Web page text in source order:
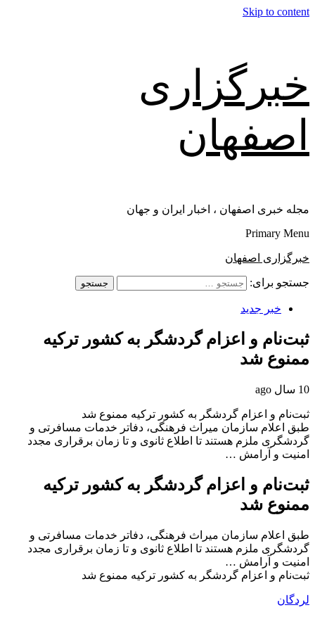
Skip to content
خبرگزاری
اصفهان
مجله خبری اصفهان ، اخبار ایران و جهان
Primary Menu
خبرگزاری اصفهان
جستجو برای:
خبر جدید
ثبت‌نام و اعزام گردشگر به کشور ترکیه
ممنوع شد
10 سال ago
ثبت‌نام و اعزام گردشگر به کشور ترکیه ممنوع شد
طبق اعلام سازمان میراث فرهنگی، دفاتر خدمات مسافرتی و
گردشگری ملزم هستند تا اطلاع ثانوی و تا زمان برقراری مجدد
امنیت و آرامش …
ثبت‌نام و اعزام گردشگر به کشور ترکیه
ممنوع شد
طبق اعلام سازمان میراث فرهنگی، دفاتر خدمات مسافرتی و
گردشگری ملزم هستند تا اطلاع ثانوی و تا زمان برقراری مجدد
امنیت و آرامش …
ثبت‌نام و اعزام گردشگر به کشور ترکیه ممنوع شد
لردگان